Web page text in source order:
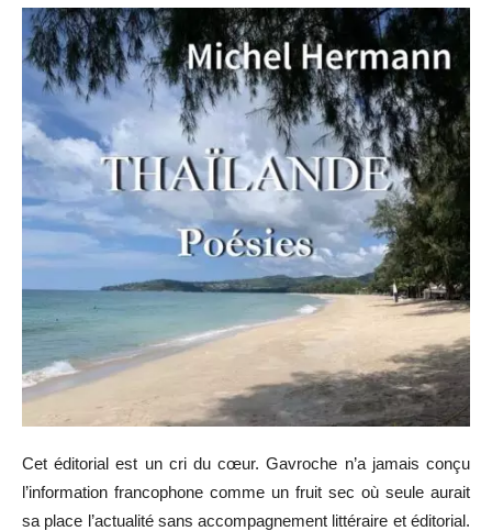
Cet éditorial est un cri du cœur. Gavroche n’a jamais conçu
l’information francophone comme un fruit sec où seule aurait
sa place l’actualité sans accompagnement littéraire et éditorial.